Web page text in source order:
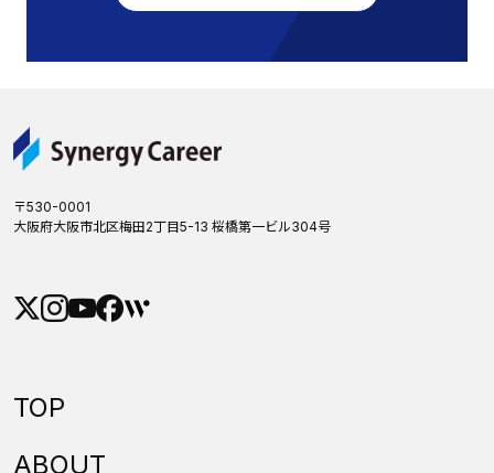
〒530-0001
大阪府大阪市北区梅田2丁目5-13 桜橋第一ビル304号
TOP
ABOUT